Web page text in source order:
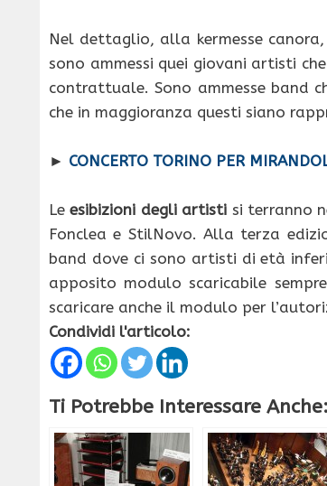
Nel dettaglio, alla kermesse
sono ammessi quei giovani artisti
contrattuale. Sono ammesse band
che in maggioranza questi siano
► CONCERTO TORINO PER
Leesibizioni degli artisti si terranno
Fonclea e StilNovo. Alla terza
band dove ci sono artisti di età
apposito modulo scaricabile
scaricare anche il modulo per
Condividi l'articolo:
Ti Potrebbe Interessare Anche: